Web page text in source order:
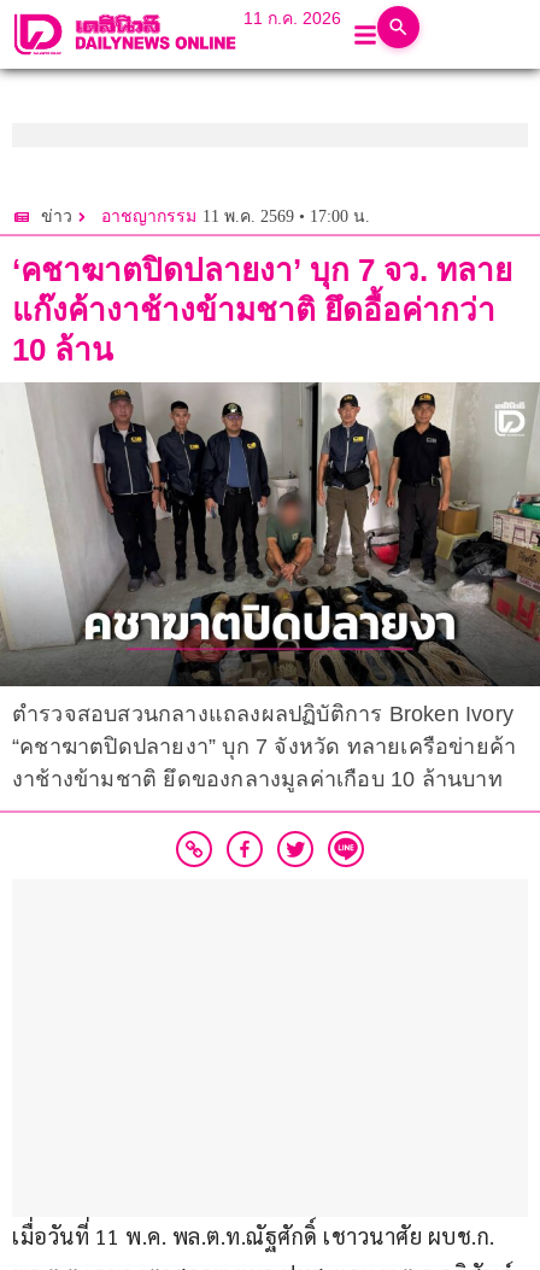
11 ก.ค. 2026
ข่าว อาชญากรรม 11 พ.ค. 2569 • 17:00 น.
‘คชาฆาตปิดปลายงา’ บุก 7 จว. ทลาย
แก๊งค้างาช้างข้ามชาติ ยึดอื้อค่ากว่า
10 ล้าน
ตำรวจสอบสวนกลางแถลงผลปฏิบัติการ Broken Ivory
“คชาฆาตปิดปลายงา” บุก 7 จังหวัด ทลายเครือข่ายค้า
งาช้างข้ามชาติ ยึดของกลางมูลค่าเกือบ 10 ล้านบาท
เมื่อวันที่ 11 พ.ค. พล.ต.ท.ณัฐศักดิ์ เชาวนาศัย ผบช.ก.